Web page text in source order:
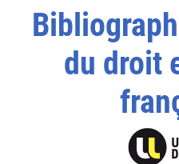
du droit